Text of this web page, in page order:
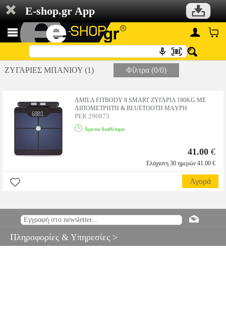
E-shop.gr App
ΖΥΓΑΡΙΕΣ ΜΠΑΝΙΟΥ (1) Φίλτρα (0/0)
AMILA FITBODY 8 SMART ΖΥΓΑΡΙA 180KG ΜΕ
ΛΙΠΟΜΕΤΡΗΤH & BLUETOOTH ΜΑYΡΗ
PER.290873
Αμεσα διαθέσιμο
41.00 €
Ελάχιστη 30 ημερών 41.00 €
Αγορά
Πληροφορίες & Υπηρεσίες >